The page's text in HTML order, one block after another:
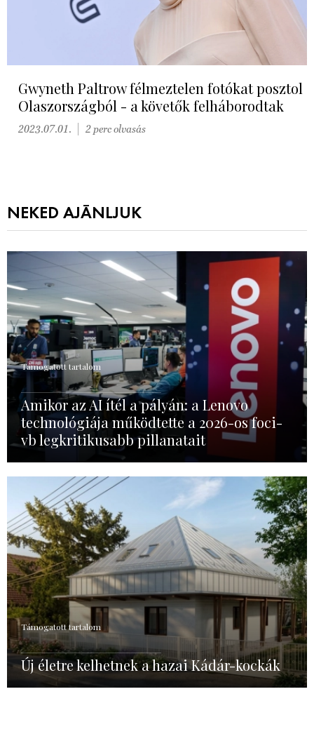
Gwyneth Paltrow félmeztelen fotókat posztol
Olaszországból - a követők felháborodtak
2023.07.01. 2 perc olvasás
NEKED AJÁNLJUK
Támogatott tartalom
Amikor az AI ítél a pályán: a Lenovo
technológiája működtette a 2026-os foci-
vb legkritikusabb pillanatait
Támogatott tartalom
Új életre kelhetnek a hazai Kádár-kockák